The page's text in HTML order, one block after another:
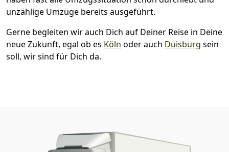
unzählige Umzüge bereits ausgeführt.
Gerne begleiten wir auch Dich auf Deiner Reise in Deine
neue Zukunft, egal ob es Köln oder auch Duisburg sein
soll, wir sind für Dich da.